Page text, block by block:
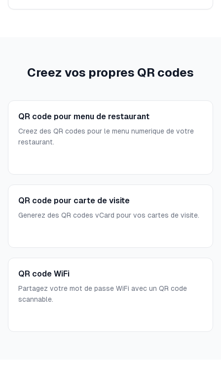
Creez vos propres QR codes
QR code pour menu de restaurant
Creez des QR codes pour le menu numerique de votre
restaurant.
QR code pour carte de visite
Generez des QR codes vCard pour vos cartes de visite.
QR code WiFi
Partagez votre mot de passe WiFi avec un QR code
scannable.